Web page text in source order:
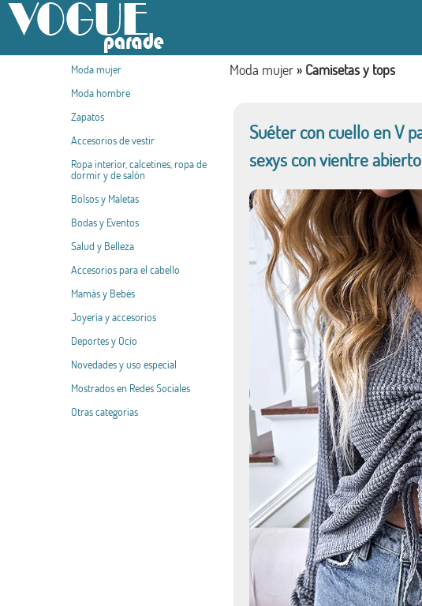
Moda mujer
Moda hombre
Zapatos
Accesorios de vestir
Ropa interior, calcetines, ropa de
dormir y de salón
Bolsos y Maletas
Bodas y Eventos
Salud y Belleza
Accesorios para el cabello
Mamás y Bebés
Joyería y accesorios
Deportes y Ocio
Novedades y uso especial
Mostrados en Redes Sociales
Otras categorias
Moda mujer » Camisetas y tops
Suéter con cuello en V
sexys con vientre